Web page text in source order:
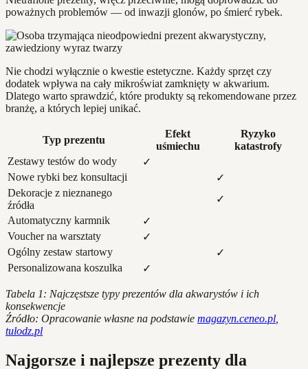
poważnych problemów — od inwazji glonów, po śmierć rybek.
Nie chodzi wyłącznie o kwestie estetyczne. Każdy sprzęt czy
dodatek wpływa na cały mikroświat zamknięty w akwarium.
Dlatego warto sprawdzić, które produkty są rekomendowane przez
branżę, a których lepiej unikać.
Typ prezentu
Efekt
uśmiechu
Ryzyko
katastrofy
Zestawy testów do wody
✓
Nowe rybki bez konsultacji
✓
Dekoracje z nieznanego
źródła
✓
Automatyczny karmnik
✓
Voucher na warsztaty
✓
Ogólny zestaw startowy
✓
Personalizowana koszulka
✓
Tabela 1: Najczęstsze typy prezentów dla akwarystów i ich
konsekwencje
Źródło: Opracowanie własne na podstawie magazyn.ceneo.pl
tulodz.pl
Najgorsze i najlepsze prezenty dla